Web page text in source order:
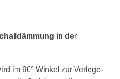
in der
im 90° Winkel zur Verlege-